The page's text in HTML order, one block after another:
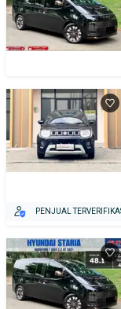
PENJUAL